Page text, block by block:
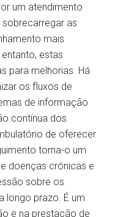
um atendimento
as
mais
estas
para melhorias. Há
os fluxos de
de informação
contínua dos
de oferecer
torna-o um
doenças crónicas e
sobre os
longo prazo. É um
e na prestação de